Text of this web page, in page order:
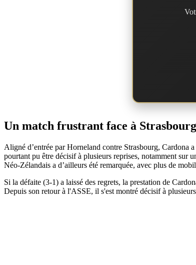
Un match frustrant face à
Aligné d’entrée par Horneland contre Strasbourg, Cardona
pourtant pu être décisif à plusieurs reprises, notamment sur
Néo-Zélandais a d’ailleurs été remarquée, avec plus de
Si la défaite (3-1) a laissé des regrets, la prestation de
Depuis son retour à l'ASSE, il s'est montré décisif à